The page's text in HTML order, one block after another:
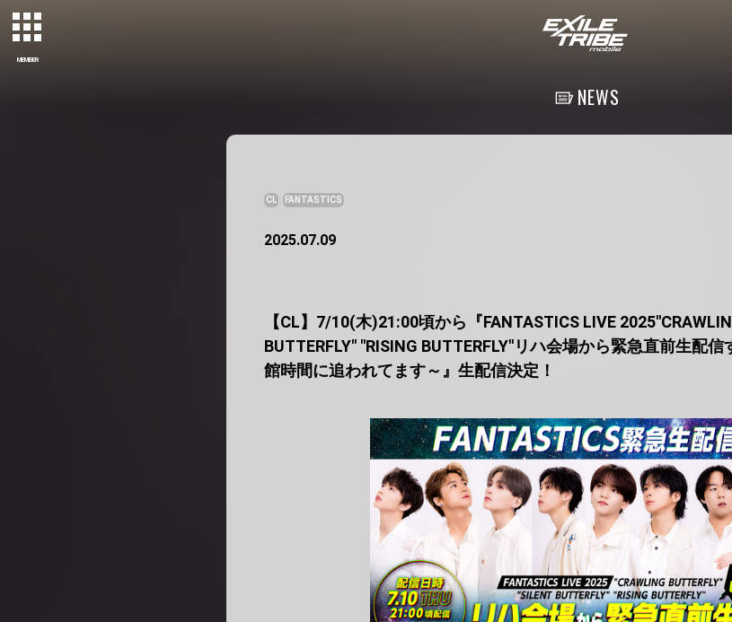
MEMBER
NEWS
CL FANTASTICS
2025.07.09
【CL】7/10(木)21:00頃から『FANTASTICS LIVE
BUTTERFLY" "RISING BUTTERFLY"リハ会場から緊急直前生配
館時間に追われてます～』生配信決定！